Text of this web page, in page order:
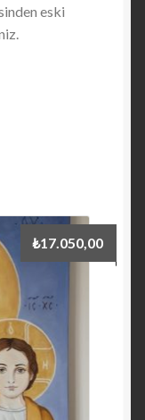
eski
₺17.050,00